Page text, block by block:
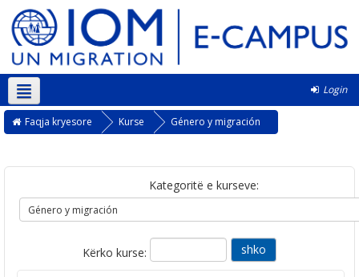
Login
Shqip ‎(sq)‎
Faqja kryesore Kurse Género y migración
Kategoritë e kurseve:
Kërko kurse: